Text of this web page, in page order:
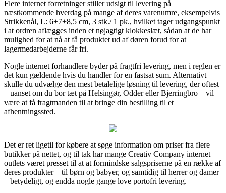
Flere internet forretninger stiller udsigt til levering på
næstkommende hverdag på mange af deres varenumre, eksempelvis
Strikkenål, L: 6+7+8,5 cm, 3 stk./ 1 pk., hvilket tager udgangspunkt
i at ordren aflægges inden et nøjagtigt klokkeslæt, sådan at de har
mulighed for at nå at få produktet ud af døren forud for at
lagermedarbejderne får fri.
Nogle internet forhandlere byder på fragtfri levering, men i reglen er
det kun gældende hvis du handler for en fastsat sum. Alternativt
skulle du udvælge den mest betalelige løsning til levering, der oftest
– uanset om du bor tæt på Helsingør, Odder eller Bjerringbro – vil
være at få fragtmanden til at bringe din bestilling til et
afhentningssted.
Det er ret ligetil for købere at søge information om priser fra flere
butikker på nettet, og til tak har mange Creativ Company internet
outlets været presset til at at formindske salgspriserne på en række af
deres produkter – til børn og babyer, og samtidig til herrer og damer
– betydeligt, og endda nogle gange love portofri levering.